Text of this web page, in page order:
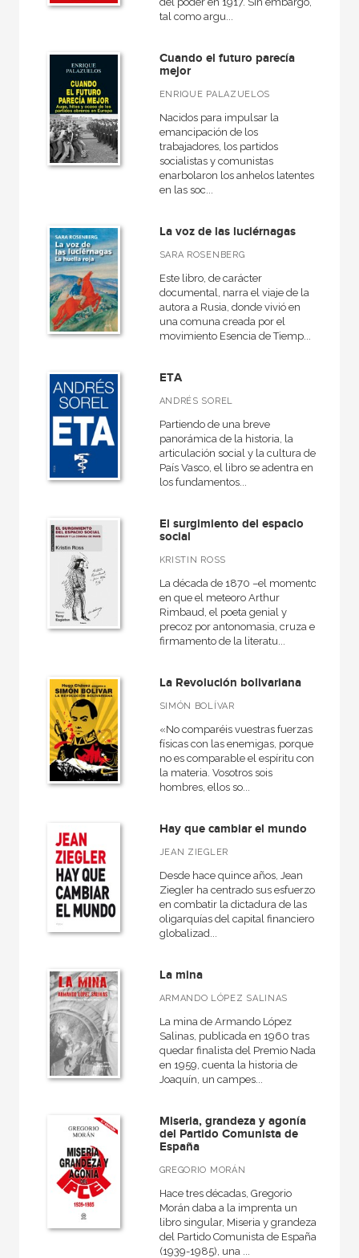
tal como argu...
Cuando el futuro parecía
mejor
ENRIQUE PALAZUELOS
Nacidos para impulsar la
emancipación de los
trabajadores, los partidos
socialistas y comunistas
enarbolaron los anhelos latentes
en las soc...
La voz de las luciérnagas
SARA ROSENBERG
Este libro, de carácter
documental, narra el viaje de la
autora a Rusia, donde vivió en
una comuna creada por el
movimiento Esencia de Tiemp...
ETA
ANDRÉS SOREL
Partiendo de una breve
panorámica de la historia, la
articulación social y la cultura del
País Vasco, el libro se adentra en
los fundamentos...
El surgimiento del espacio
social
KRISTIN ROSS
La década de 1870 –el momento
en que el meteoro Arthur
Rimbaud, el poeta genial y
precoz por antonomasia, cruza el
firmamento de la literatu...
La Revolución bolivariana
SIMÓN BOLÍVAR
«No comparéis vuestras fuerzas
físicas con las enemigas, porque
no es comparable el espíritu con
la materia. Vosotros sois
hombres, ellos so...
Hay que cambiar el mundo
JEAN ZIEGLER
Desde hace quince años, Jean
Ziegler ha centrado sus esfuerzos
en combatir la dictadura de las
oligarquías del capital financiero
globalizad...
La mina
ARMANDO LÓPEZ SALINAS
La mina de Armando López
Salinas, publicada en 1960 tras
quedar finalista del Premio Nadal
en 1959, cuenta la historia de
Joaquín, un campes...
Miseria, grandeza y agonía
del Partido Comunista de
España
GREGORIO MORÁN
Hace tres décadas, Gregorio
Morán daba a la imprenta un
libro singular, Miseria y grandeza
del Partido Comunista de España
(1939-1985), una ...